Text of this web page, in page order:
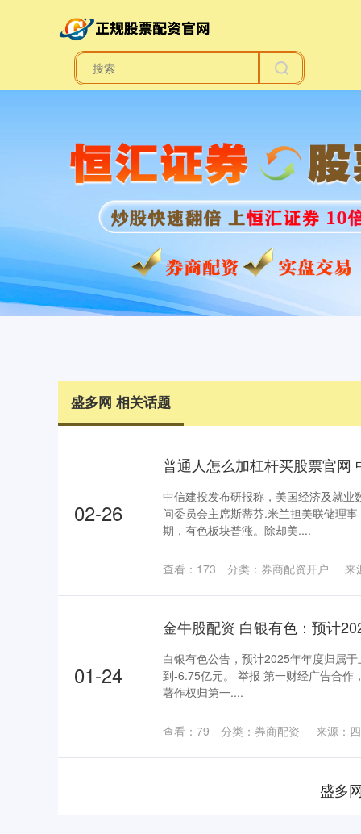
盛多网 相关话题
02-26
中信建投发布研报称，美国经济及就
问委员会主席斯蒂芬.米兰担美联储理
期，有色板块普涨。除却美....
来
查看： 173 分类： 券商配资开户
01-24
白银有色公告，预计2025年年度归属
到-6.75亿元。 举报 第一财经广告合作
著作权归第一....
来源：
查看： 79 分类： 券商配资
盛多